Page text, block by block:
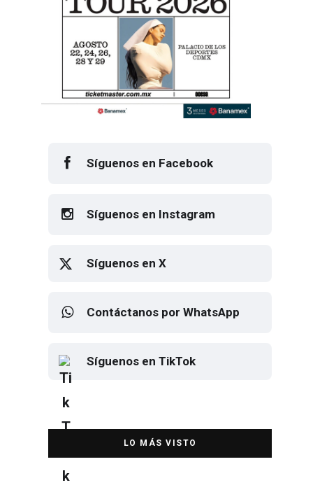
Síguenos en Facebook
Síguenos en Instagram
Síguenos en X
Contáctanos por WhatsApp
Síguenos en TikTok
DESTACADA
Elton John regresa a CDMX para
despedirse en el Estadio Banorte